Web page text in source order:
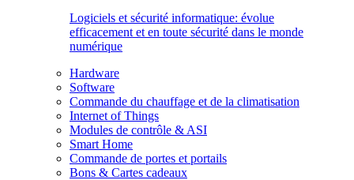
Logiciels et sécurité informatique: évolue
efficacement et en toute sécurité dans le monde
numérique
Hardware
Software
Commande du chauffage et de la climatisation
Internet of Things
Modules de contrôle & ASI
Smart Home
Commande de portes et portails
Bons & Cartes cadeaux